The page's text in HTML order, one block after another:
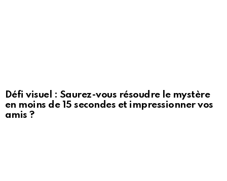
Défi visuel : Saurez-vous résoudre le mystère
en moins de 15 secondes et impressionner vos
amis ?